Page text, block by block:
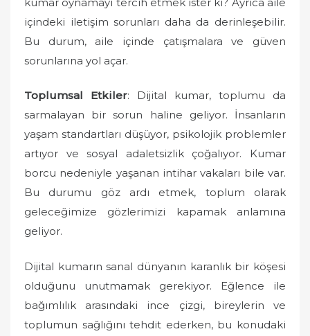
içindeki iletişim sorunları daha da derinleşebilir.
Bu durum, aile içinde çatışmalara ve güven
sorunlarına yol açar.
Toplumsal Etkiler: Dijital kumar, toplumu da
sarmalayan bir sorun haline geliyor. İnsanların
yaşam standartları düşüyor, psikolojik problemler
artıyor ve sosyal adaletsizlik çoğalıyor. Kumar
borcu nedeniyle yaşanan intihar vakaları bile var.
Bu durumu göz ardı etmek, toplum olarak
geleceğimize gözlerimizi kapamak anlamına
geliyor.
Dijital kumarın sanal dünyanın karanlık bir köşesi
olduğunu unutmamak gerekiyor. Eğlence ile
bağımlılık arasındaki ince çizgi, bireylerin ve
toplumun sağlığını tehdit ederken, bu konudaki